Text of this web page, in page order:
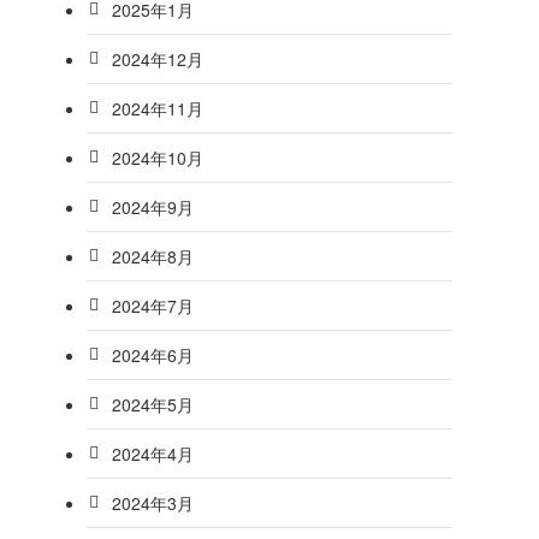
2025年1月
2024年12月
2024年11月
2024年10月
2024年9月
2024年8月
2024年7月
2024年6月
2024年5月
2024年4月
2024年3月